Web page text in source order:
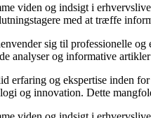
viden og indsigt i
med at træffe
sig til professionelle
analyser og informative
erfaring og ekspertise inden
og innovation. Dette